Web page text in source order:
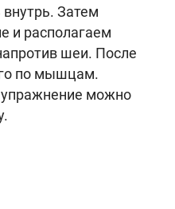
Затем
и располагаем
шеи. После
по мышцам.
упражнение можно